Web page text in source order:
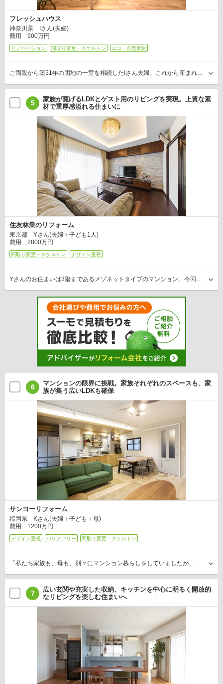
フレッシュハウス
神奈川県 Iさん(夫婦)
費用 900万円
リノベーション 間取り変更・スケルトン エコ・自然素材
ご両親から築51年の団地の一室を相続したIさん夫婦。これから産まれてくるお子さんとの暮らしも考え、間取りからデザインまでフルリノベーションを希望しました。そこで同社は、まず隣接す…
5
家族が寛げるLDKとゲスト用のリビングを実現。上質な素
材で重厚感溢れる住まいに
住友林業のリフォーム
東京都 Yさん(夫婦＋子ども1人)
費用 2800万円
間取り変更・スケルトン デザイン重視
Yさんのお住まいは3階まであるメゾネットタイプのマンション。今回メインにリフォームしたのは、2階の居住空間です。「2階には2間の和室があり使い勝手があまりよくなく、壁を取り除いて…
6
マンションの限界に挑戦。家族それぞれのスペースも、家
族が集う広いLDKも確保
サンヨーリフォーム
福岡県 Kさん(夫婦＋子ども＋母)
費用 1200万円
デザイン重視 バリアフリー 間取り変更・スケルトン
「私たち家族も、母も、別々にマンション暮らしをしていましたが、将来を見据えて母を呼び寄せて二世帯３世代での同居を検討。マンションという限られた空間の中でも家族それぞれに自分のスペ…
7
広い玄関や充実した収納、キッチンを中心に明るく開放的
なリビングを楽しむ住まいへ